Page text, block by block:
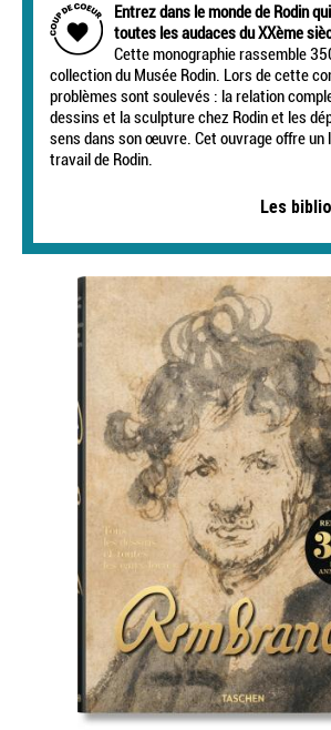
Entrez dans le monde de Rodin
toutes les audaces du XXème
Cette monographie rassemble
collection du Musée Rodin. Lors de cette
problèmes sont soulevés : la relation
dessins et la sculpture chez Rodin et les
sens dans son œuvre. Cet ouvrage offre un
travail de Rodin.
Les